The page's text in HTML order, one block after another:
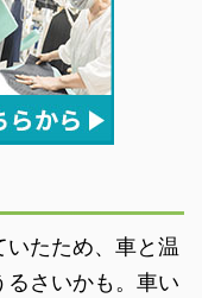
たため、車と温
さいかも。車い